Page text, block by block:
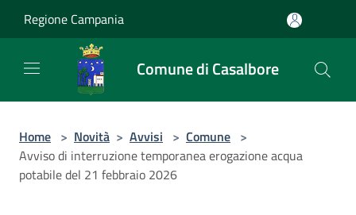
Regione Campania
Comune di Casalbore
Home > Novità > Avvisi > Comune >
Avviso di interruzione temporanea erogazione acqua
potabile del 21 febbraio 2026